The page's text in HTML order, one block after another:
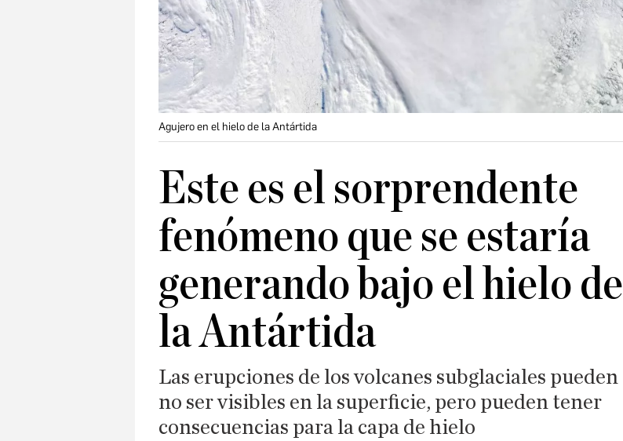
Agujero en el hielo de la Antártida
Este es el sorprendente
fenómeno que se estaría
generando bajo el hielo de
la Antártida
Las erupciones de los volcanes subglaciales pueden
no ser visibles en la superficie, pero pueden tener
consecuencias para la capa de hielo